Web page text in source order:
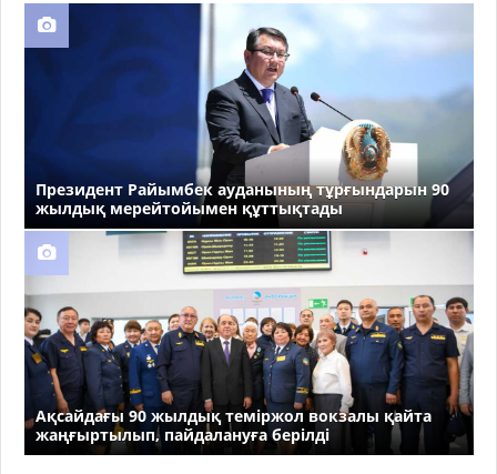
Президент Райымбек ауданының тұрғындарын 90
жылдық мерейтойымен құттықтады
Ақсайдағы 90 жылдық теміржол вокзалы қайта
жаңғыртылып, пайдалануға берілді